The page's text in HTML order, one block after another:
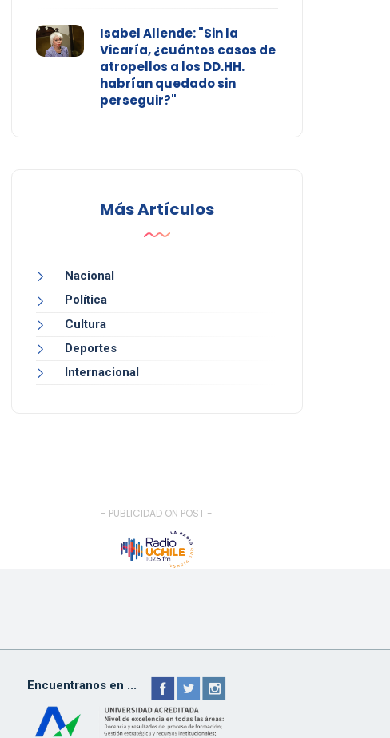
Isabel Allende: "Sin la
Vicaría, ¿cuántos casos de
atropellos a los DD.HH.
habrían quedado sin
perseguir?"
Más Artículos
Nacional
Política
Cultura
Deportes
Internacional
- PUBLICIDAD ON POST -
Encuentranos en ...